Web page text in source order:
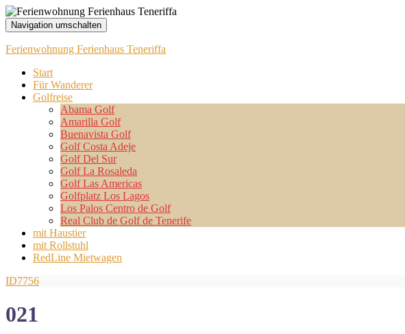
Navigation umschalten
Ferienwohnung Ferienhaus Teneriffa
Start
Für Wanderer
Golfreise
Abama Golf
Amarilla Golf
Buenavista Golf
Golf Costa Adeje
Golf Del Sur
Golf La Rosaleda
Golf Las Americas
Golfplatz Los Lagos
Los Palos Centro de Golf
Real Club de Golf de Tenerife
mit Haustier
mit Rollstuhl
RedLine Mietwagen
ID7756
021